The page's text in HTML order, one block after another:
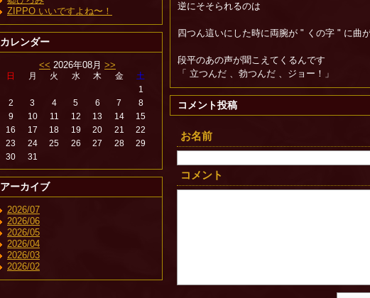
ZIPPO いいですよね〜！
カレンダー
<< 2026年08月 >>
日 月 火 水 木 金
土
1
2
3 4 5 6 7
8
9
10 11 12 13 14
15
16
17 18 19 20 21
22
23
24 25 26 27 28
29
30
31
アーカイブ
2026/07
2026/06
2026/05
2026/04
2026/03
2026/02
逆にそそられるのは
四つん這いにした時に両腕が " くの字 " に曲
段平のあの声が聞こえてくるんです
「 立つんだ 、勃つんだ 、ジョー！」
コメント投稿
お名前
コメント